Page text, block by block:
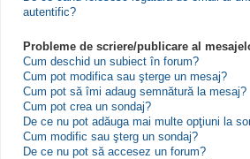
autentific?
Probleme de scriere/publicare al
Cum deschid un subiect în forum?
Cum pot modifica sau şterge un mesaj?
Cum pot să îmi adaug semnătură la mesaj?
Cum pot crea un sondaj?
De ce nu pot adăuga mai multe opţiuni la
Cum modific sau şterg un sondaj?
De ce nu pot să accesez un forum?